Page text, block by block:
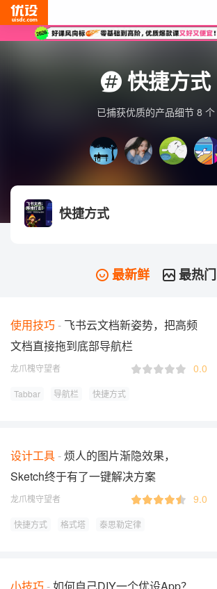
快捷方式
已捕获优质的产品细节 8 个
快捷方式
最新鲜 最热门
使用技巧
飞书云文档新姿势，把高频
文档直接拖到底部导航栏
龙爪槐守望者 0.0
Tabbar 导航栏 快捷方式
设计工具
烦人的图片渐隐效果，
Sketch终于有了一键解决方案
龙爪槐守望者 9.0
快捷方式 格式塔 泰思勒定律